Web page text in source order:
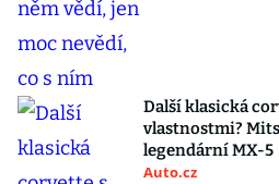
Další klasická
vlastnostmi?
legendární MX-5
Auto.cz